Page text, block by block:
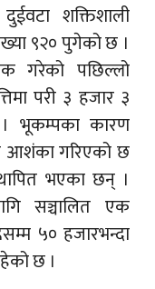
शक्तिशाली
९२० पुगेको छ ।
गरेको पछिल्लो
परी ३ हजार ३
भूकम्पका कारण
आशंका गरिएको छ
भएका छन् ।
सञ्चालित एक
५० हजारभन्दा
छ ।